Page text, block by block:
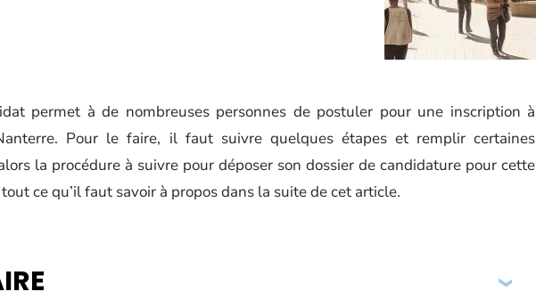
permet à de nombreuses personnes de postuler pour une inscription à
Pour le faire, il faut suivre quelques étapes et remplir certaines
la procédure à suivre pour déposer son dossier de candidature pour cette
ce qu’il faut savoir à propos dans la suite de cet article.